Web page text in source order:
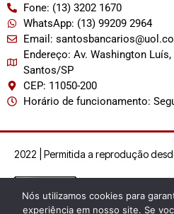
Fone: (13) 3202 1670
WhatsApp: (13) 99209 2964
Email:
Endereço: Av. Washington
Santos/SP
CEP: 11050-200
Horário de funcionamento:
2022 | Permitida a reprodução
Nós utilizamos cookies para
experiência em nosso site. Se